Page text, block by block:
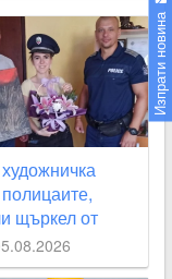
щъркел от
ад край
Изпрати новина